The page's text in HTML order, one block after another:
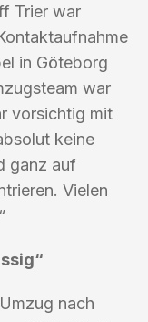
Trier war
in Göteborg
war
vorsichtig mit
keine
ganz auf
Vielen
nach